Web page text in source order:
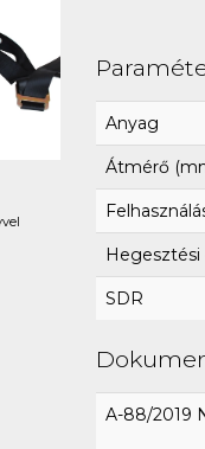
Anyag
Átmérő
Hegesztési
SDR
A-88/2019